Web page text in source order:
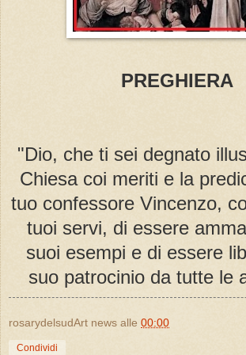
PREGHIERA
"Dio, che ti sei degnato
Chiesa coi meriti e la
tuo confessore Vincenzo,
tuoi servi, di essere
suoi esempi e di essere
suo patrocinio da tutte le
rosarydelsudArt news alle 00:00
Condividi